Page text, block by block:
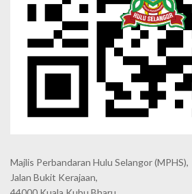
Majlis Perbandaran Hulu Selangor (MPHS),
Jalan Bukit Kerajaan,